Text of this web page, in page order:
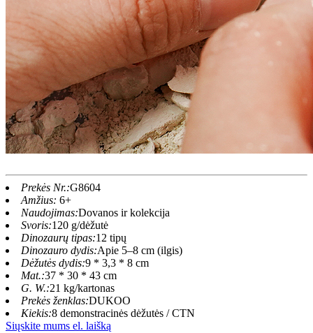
Prekės Nr.:G8604
Amžius: 6+
Naudojimas:Dovanos ir kolekcija
Svoris:120 g/dėžutė
Dinozaurų tipas:12 tipų
Dinozauro dydis:Apie 5–8 cm (ilgis)
Dėžutės dydis:9 * 3,3 * 8 cm
Mat.:37 * 30 * 43 cm
G. W.:21 kg/kartonas
Prekės ženklas:DUKOO
Kiekis:8 demonstracinės dėžutės / CTN
Siųskite mums el. laišką